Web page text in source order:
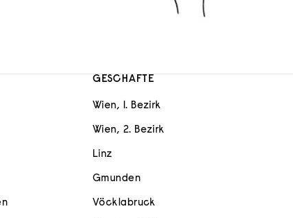
GESCHÄFTE
Wien, 1. Bezirk
Wien, 2. Bezirk
Linz
Gmunden
Vöcklabruck